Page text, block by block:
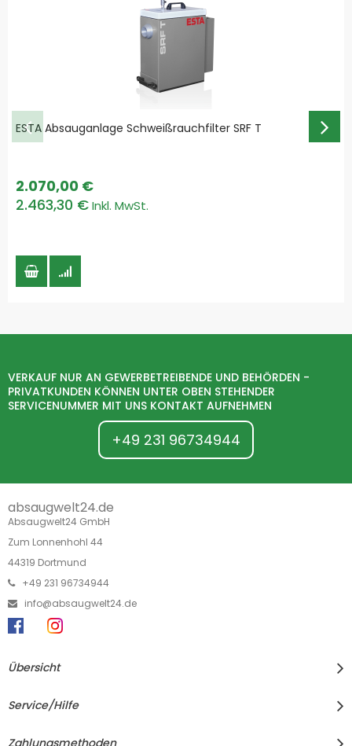
ESTA Absauganlage Schweißrauchfilter SRF T
2.463,30 €
2.070,00 €
VERKAUF NUR AN GEWERBETREIBENDE UND BEHÖRDEN -
PRIVATKUNDEN KÖNNEN UNTER OBEN STEHENDER
SERVICENUMMER MIT UNS KONTAKT AUFNEHMEN
+49 231 96734944
absaugwelt24.de
Absaugwelt24 GmbH
Zum Lonnenhohl 44
44319 Dortmund
+49 231 96734944
info@absaugwelt24.de
Übersicht
Service/Hilfe
Zahlungsmethoden